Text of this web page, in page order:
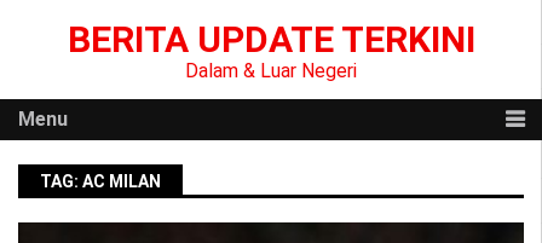
BERITA UPDATE TERKINI
Dalam & Luar Negeri
Menu
TAG: AC MILAN